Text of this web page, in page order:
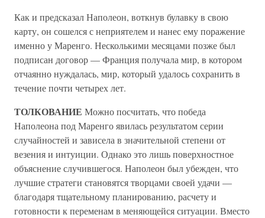
Как и предсказал Наполеон, воткнув булавку в свою
карту, он сошелся с неприятелем и нанес ему поражение
именно у Маренго. Несколькими месяцами позже был
подписан договор — Франция получала мир, в котором
отчаянно нуждалась, мир, который удалось сохранить в
течение почти четырех лет.
ТОЛКОВАНИЕ Можно посчитать, что победа
Наполеона под Маренго явилась результатом серии
случайностей и зависела в значительной степени от
везения и интуиции. Однако это лишь поверхностное
объяснение случившегося. Наполеон был убежден, что
лучшие стратеги становятся творцами своей удачи —
благодаря тщательному планированию, расчету и
готовности к переменам в меняющейся ситуации. Вместо